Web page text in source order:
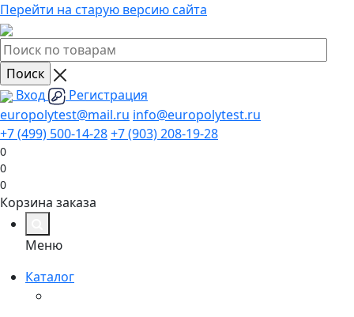
Перейти на старую версию сайта
Вход
Регистрация
europolytest@mail.ru info@europolytest.ru
+7 (499) 500-14-28+7 (903) 208-19-28
0
0
0
Корзина заказа
Меню
Каталог